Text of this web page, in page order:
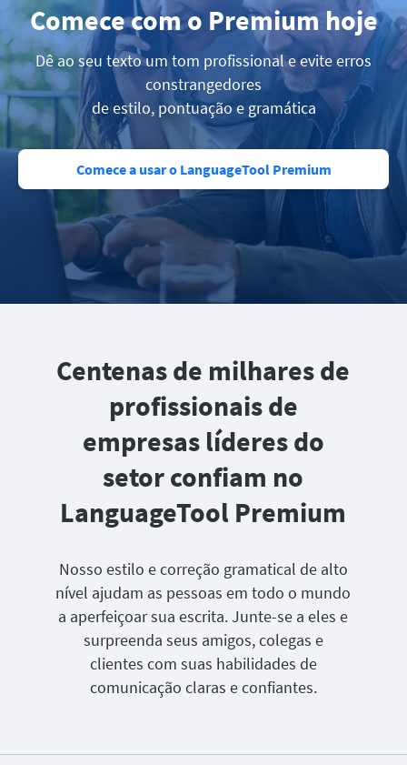
Comece com o Premium hoje
Dê ao seu texto um tom profissional e evite erros
constrangedores
de estilo, pontuação e gramática
Comece a usar o LanguageTool Premium
Centenas de milhares de
profissionais de
empresas líderes do
setor confiam no
LanguageTool Premium
Nosso estilo e correção gramatical de alto
nível ajudam as pessoas em todo o mundo
a aperfeiçoar sua escrita. Junte-se a eles e
surpreenda seus amigos, colegas e
clientes com suas habilidades de
comunicação claras e confiantes.